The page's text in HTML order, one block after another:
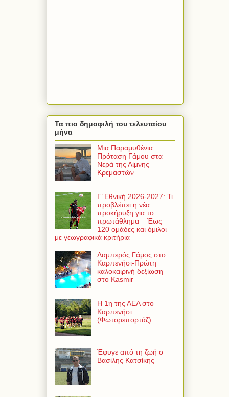
Τα πιο δημοφιλή του τελευταίου
μήνα
Μια Παραμυθένια
Πρόταση Γάμου στα
Νερά της Λίμνης
Κρεμαστών
Γ’ Εθνική 2026-2027: Τι
προβλέπει η νέα
προκήρυξη για το
πρωτάθλημα – Έως
120 ομάδες και όμιλοι
με γεωγραφικά κριτήρια
Λαμπερός Γάμος στο
Καρπενήσι-Πρώτη
καλοκαιρινή δεξίωση
στο Kasmir
Η 1η της ΑΕΛ στο
Καρπενήσι
(Φωτορεπορτάζ)
Έφυγε από τη ζωή ο
Βασίλης Κατσίκης